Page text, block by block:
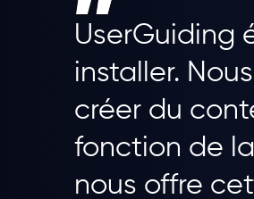
UserGuiding
installer.
créer du
fonction de
nous offre